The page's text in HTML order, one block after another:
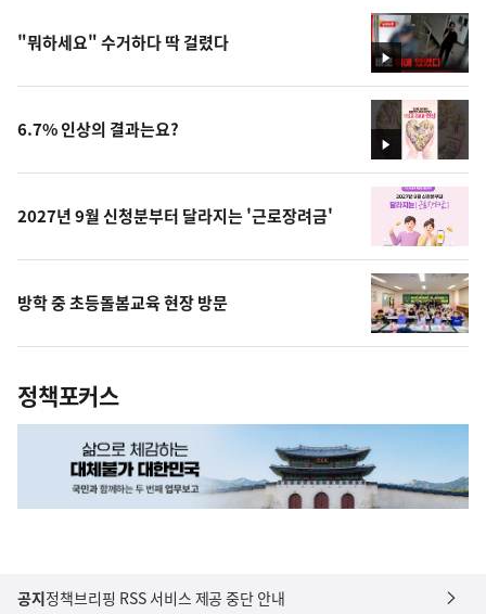
영
상
"뭐하세요" 수거하다 딱 걸렸다
영
상
6.7% 인상의 결과는요?
2027년 9월 신청분부터 달라지는 '근로장려금'
방학 중 초등돌봄교육 현장 방문
정책포커스
공지정책브리핑 RSS 서비스 제공 중단 안내